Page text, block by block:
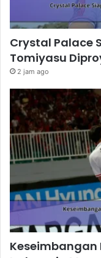
Crystal Palace
Tomiyasu
2 jam ago
Keseimbangan